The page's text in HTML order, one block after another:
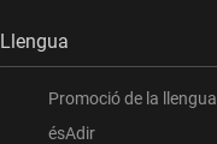
Llengua
Promoció de la llengua
ésAdir